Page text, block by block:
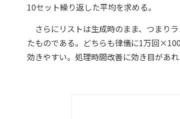
10セット繰り返した平均を求める。
さらにリストは生成時のまま、つまり
たものである。どちらも律儀に1万回
効きやすい。処理時間改善に効き目があ